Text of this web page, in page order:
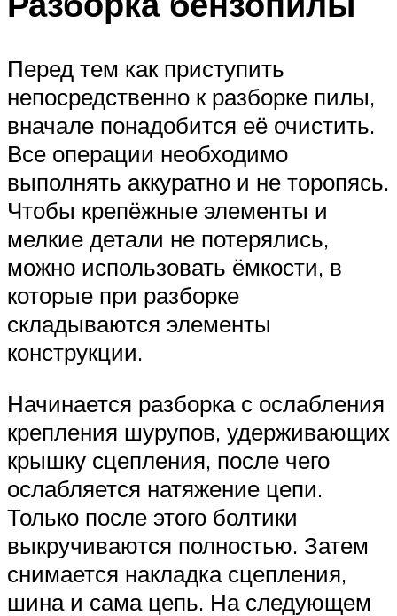
Перед тем как приступить
непосредственно к разборке пилы,
вначале понадобится её очистить.
Все операции необходимо
выполнять аккуратно и не торопясь.
Чтобы крепёжные элементы и
мелкие детали не потерялись,
можно использовать ёмкости, в
которые при разборке
складываются элементы
конструкции.
Начинается разборка с ослабления
крепления шурупов, удерживающих
крышку сцепления, после чего
ослабляется натяжение цепи.
Только после этого болтики
выкручиваются полностью. Затем
снимается накладка сцепления,
шина и сама цепь. На следующем